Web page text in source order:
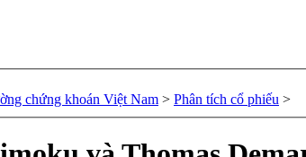
chứng khoán Việt Nam > Phân tích cổ phiếu >